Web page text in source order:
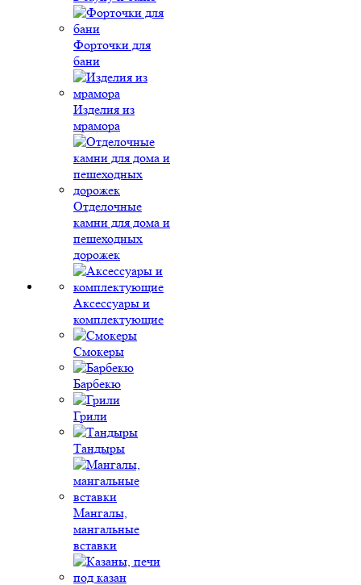
Форточки для
бани
Изделия из
мрамора
Отделочные
камни для дома и
пешеходных
дорожек
Аксессуары и
комплектующие
Смокеры
Барбекю
Грили
Тандыры
Мангалы,
мангальные
вставки